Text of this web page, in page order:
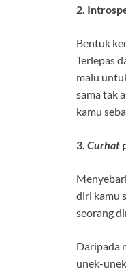
2.
Bentuk
Terlepas
malu
sama tak
kamu
3. Curhat
diri kamu
seorang
Daripada
unek-